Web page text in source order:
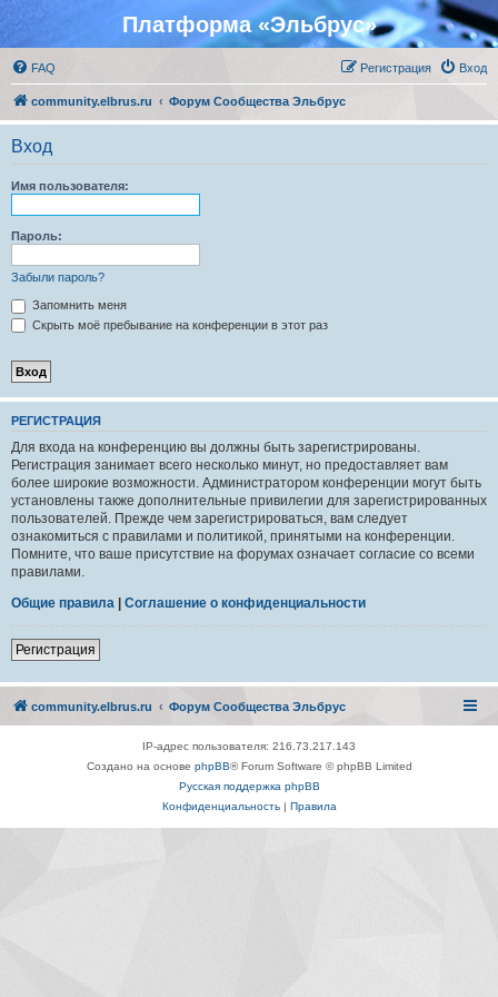
Платформа «Эльбрус»
FAQ Вход
Регистрация
community.elbrus.ru Форум Сообщества Эльбрус
Вход
Имя пользователя:
Пароль:
Забыли пароль?
Запомнить меня
Скрыть моё пребывание на конференции в этот раз
РЕГИСТРАЦИЯ
Для входа на конференцию вы должны быть зарегистрированы.
Регистрация занимает всего несколько минут, но предоставляет вам
более широкие возможности. Администратором конференции могут быть
установлены также дополнительные привилегии для зарегистрированных
пользователей. Прежде чем зарегистрироваться, вам следует
ознакомиться с правилами и политикой, принятыми на конференции.
Помните, что ваше присутствие на форумах означает согласие со всеми
правилами.
Общие правила | Соглашение о конфиденциальности
Регистрация
community.elbrus.ru Форум Сообщества Эльбрус
IP-адрес пользователя: 216.73.217.143
Создано на основе phpBB® Forum Software © phpBB Limited
Русская поддержка phpBB
Конфиденциальность| Правила